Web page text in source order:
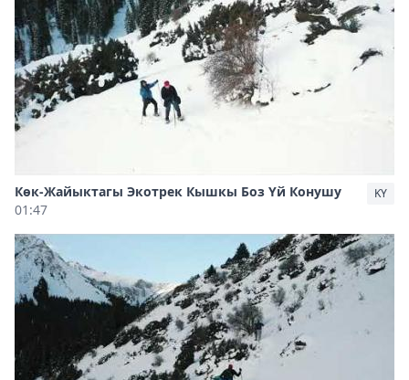
Көк-Жайыктагы Экотрек Кышкы Боз Үй Конушу
01:47
KY